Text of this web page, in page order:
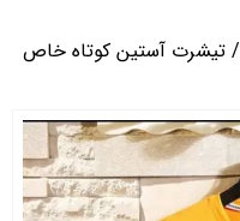
/ تیشرت آستین کوتاه خاص